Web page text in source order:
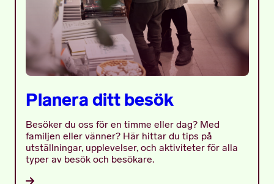
Planera ditt besök
Besöker du oss för en timme eller dag? Med
familjen eller vänner? Här hittar du tips på
utställningar, upplevelser, och aktiviteter för alla
typer av besök och besökare.